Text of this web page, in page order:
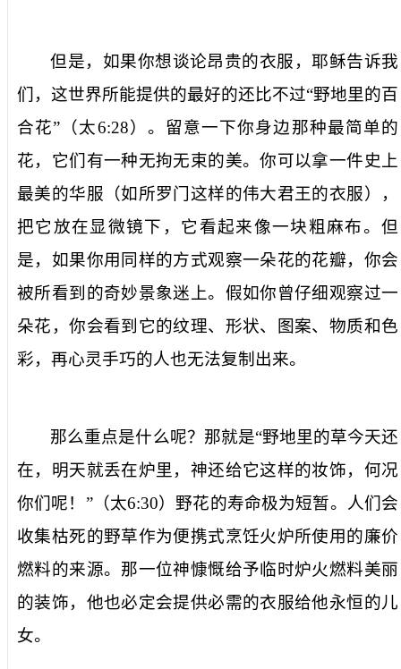
但是，如果你想谈论昂贵的衣服，耶稣告诉我
们，这世界所能提供的最好的还比不过“野地里的百
合花”（太6:28）。留意一下你身边那种最简单的
花，它们有一种无拘无束的美。你可以拿一件史上
最美的华服（如所罗门这样的伟大君王的衣服），
把它放在显微镜下，它看起来像一块粗麻布。但
是，如果你用同样的方式观察一朵花的花瓣，你会
被所看到的奇妙景象迷上。假如你曾仔细观察过一
朵花，你会看到它的纹理、形状、图案、物质和色
彩，再心灵手巧的人也无法复制出来。
那么重点是什么呢？那就是“野地里的草今天还
在，明天就丢在炉里，神还给它这样的妆饰，何况
你们呢！”（太6:30）野花的寿命极为短暂。人们会
收集枯死的野草作为便携式烹饪火炉所使用的廉价
燃料的来源。那一位神慷慨给予临时炉火燃料美丽
的装饰，他也必定会提供必需的衣服给他永恒的儿
女。